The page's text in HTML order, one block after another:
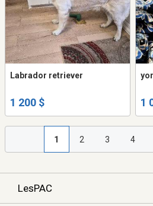
Labrador retriever
1 200 $ 1
1 2 3 4
LesPAC